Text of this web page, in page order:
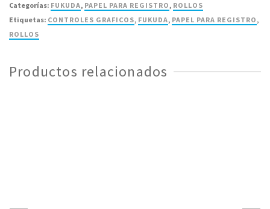
X30M
1
Categorías: FUKUDA, PAPEL PARA REGISTRO, ROLLOS
Etiquetas: CONTROLES GRAFICOS, FUKUDA, PAPEL PARA REGISTRO,
ROLLOS
Productos relacionados